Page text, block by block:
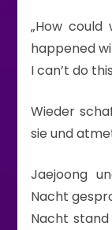
„How
happened
I can’t do
Wieder
sie und
Jaejoong
Nacht
Nacht